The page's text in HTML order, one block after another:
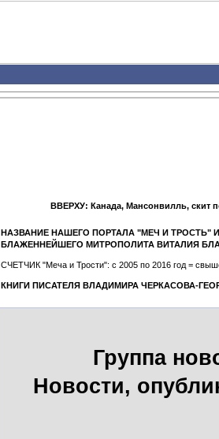
ВВЕРХУ: Канада, Мансонвилль, скит
НАЗВАНИЕ НАШЕГО ПОРТАЛА "МЕЧ И ТРОСТЬ"
БЛАЖЕННЕЙШЕГО МИТРОПОЛИТА ВИТАЛИЯ
СЧЕТЧИК "Меча и Трости": с 2005 по 2016 год =
КНИГИ ПИСАТЕЛЯ ВЛАДИМИРА ЧЕРКАСОВА-
Группа
Новости,